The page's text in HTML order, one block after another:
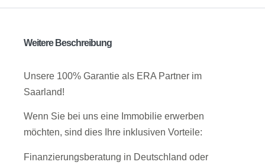
Weitere Beschreibung
Unsere 100% Garantie als ERA Partner im
Saarland!
Wenn Sie bei uns eine Immobilie erwerben
möchten, sind dies Ihre inklusiven Vorteile:
Finanzierungsberatung in Deutschland oder